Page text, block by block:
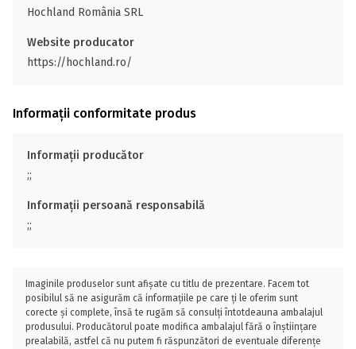
Hochland România SRL
Website producator
https://hochland.ro/
Informații conformitate produs
Informații producător
;;
Informații persoană responsabilă
;;
Imaginile produselor sunt afișate cu titlu de prezentare. Facem tot
posibilul să ne asigurăm că informațiile pe care ți le oferim sunt
corecte și complete, însă te rugăm să consulți întotdeauna ambalajul
produsului. Producătorul poate modifica ambalajul fără o înștiințare
prealabilă, astfel că nu putem fi răspunzători de eventuale diferențe